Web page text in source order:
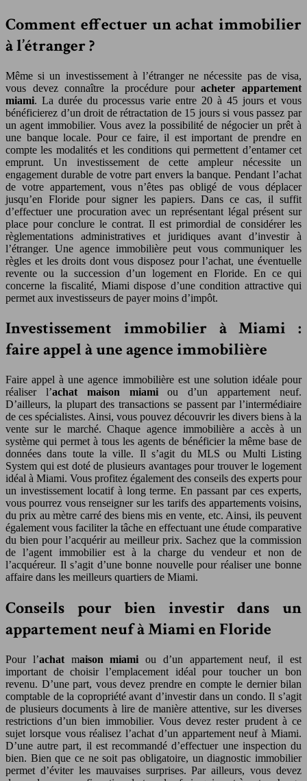
Comment effectuer un achat immobilier
à l’étranger ?
Même si un investissement à l’étranger ne nécessite pas de visa,
vous devez connaître la procédure pouracheter appartement
miami. La durée du processus varie entre 20 à 45 jours et vous
bénéficierez d’un droit de rétractation de 15 jours si vous passez par
un agent immobilier. Vous avez la possibilité de négocier un prêt à
une banque locale. Pour ce faire, il est important de prendre en
compte les modalités et les conditions qui permettent d’entamer cet
emprunt. Un investissement de cette ampleur nécessite un
engagement durable de votre part envers la banque. Pendant l’achat
de votre appartement, vous n’êtes pas obligé de vous déplacer
jusqu’en Floride pour signer les papiers. Dans ce cas, il suffit
d’effectuer une procuration avec un représentant légal présent sur
place pour conclure le contrat. Il est primordial de considérer les
règlementations administratives et juridiques avant d’investir à
l’étranger. Une agence immobilière peut vous communiquer les
règles et les droits dont vous disposez pour l’achat, une éventuelle
revente ou la succession d’un logement en Floride. En ce qui
concerne la fiscalité, Miami dispose d’une condition attractive qui
permet aux investisseurs de payer moins d’impôt.
Investissement immobilier à Miami :
faire appel à une agence immobilière
Faire appel à une agence immobilière est une solution idéale pour
réaliser l’achat maison miamiou d’un appartement neuf.
D’ailleurs, la plupart des transactions se passent par l’intermédiaire
de ces spécialistes. Ainsi, vous pouvez découvrir les divers biens à la
vente sur le marché. Chaque agence immobilière a accès à un
système qui permet à tous les agents de bénéficier la même base de
données dans toute la ville. Il s’agit du MLS ou Multi Listing
System qui est doté de plusieurs avantages pour trouver le logement
idéal à Miami. Vous profitez également des conseils des experts pour
un investissement locatif à long terme. En passant par ces experts,
vous pourrez vous renseigner sur les tarifs des appartements voisins,
du prix au mètre carré des biens mis en vente, etc. Ainsi, ils peuvent
également vous faciliter la tâche en effectuant une étude comparative
du bien pour l’acquérir au meilleur prix. Sachez que la commission
de l’agent immobilier est à la charge du vendeur et non de
l’acquéreur. Il s’agit d’une bonne nouvelle pour réaliser une bonne
affaire dans les meilleurs quartiers de Miami.
Conseils pour bien investir dans un
appartement neuf à Miami en Floride
Pour l’achatmaison miami ou d’un appartement neuf, il est
important de choisir l’emplacement idéal pour toucher un bon
revenu. D’une part, vous devez prendre en compte le dernier bilan
comptable de la copropriété avant d’investir dans un condo. Il s’agit
de plusieurs documents à lire de manière attentive, sur les diverses
restrictions d’un bien immobilier. Vous devez rester prudent à ce
sujet lorsque vous réalisez l’achat d’un appartement neuf à Miami.
D’une autre part, il est recommandé d’effectuer une inspection du
bien. Bien que ce ne soit pas obligatoire, un diagnostic immobilier
permet d’éviter les mauvaises surprises. Par ailleurs, vous devez